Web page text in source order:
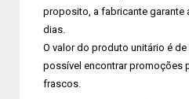
proposito, a fabricante garante
dias.
O valor do produto unitário é
possível encontrar promoções
frascos.